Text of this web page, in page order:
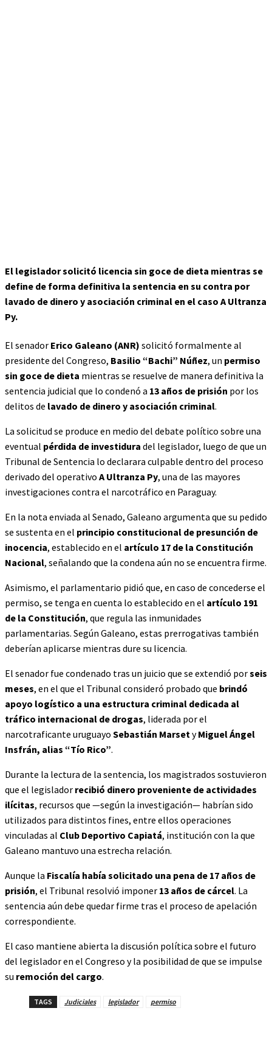
El legislador solicitó licencia sin goce de dieta mientras se
define de forma definitiva la sentencia en su contra por
lavado de dinero y asociación criminal en el caso A Ultranza
Py.
El senador Erico Galeano (ANR) solicitó formalmente al
presidente del Congreso, Basilio “Bachi” Núñez, un permiso
sin goce de dieta mientras se resuelve de manera definitiva la
sentencia judicial que lo condenó a 13 años de prisión por los
delitos de lavado de dinero y asociación criminal.
La solicitud se produce en medio del debate político sobre una
eventual pérdida de investidura del legislador, luego de que un
Tribunal de Sentencia lo declarara culpable dentro del proceso
derivado del operativo A Ultranza Py, una de las mayores
investigaciones contra el narcotráfico en Paraguay.
En la nota enviada al Senado, Galeano argumenta que su pedido
se sustenta en el principio constitucional de presunción de
inocencia, establecido en el artículo 17 de la Constitución
Nacional, señalando que la condena aún no se encuentra firme.
Asimismo, el parlamentario pidió que, en caso de concederse el
permiso, se tenga en cuenta lo establecido en el artículo 191
de la Constitución, que regula las inmunidades
parlamentarias. Según Galeano, estas prerrogativas también
deberían aplicarse mientras dure su licencia.
El senador fue condenado tras un juicio que se extendió porseis
meses, en el que el Tribunal consideró probado que brindó
apoyo logístico a una estructura criminal dedicada al
tráfico internacional de drogas, liderada por el
narcotraficante uruguayo Sebastián Marset yMiguel Ángel
Insfrán, alias “Tío Rico”.
Durante la lectura de la sentencia, los magistrados sostuvieron
que el legislador recibió dinero proveniente de actividades
ilícitas, recursos que —según la investigación— habrían sido
utilizados para distintos fines, entre ellos operaciones
vinculadas al Club Deportivo Capiatá, institución con la que
Galeano mantuvo una estrecha relación.
Aunque la Fiscalía había solicitado una pena de 17 años de
prisión, el Tribunal resolvió imponer 13 años de cárcel. La
sentencia aún debe quedar firme tras el proceso de apelación
correspondiente.
El caso mantiene abierta la discusión política sobre el futuro
del legislador en el Congreso y la posibilidad de que se impulse
su remoción del cargo.
TAGS Judiciales legislador permiso